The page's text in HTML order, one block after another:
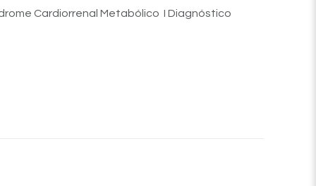
Cardiorrenal Metabólico I Diagnóstico